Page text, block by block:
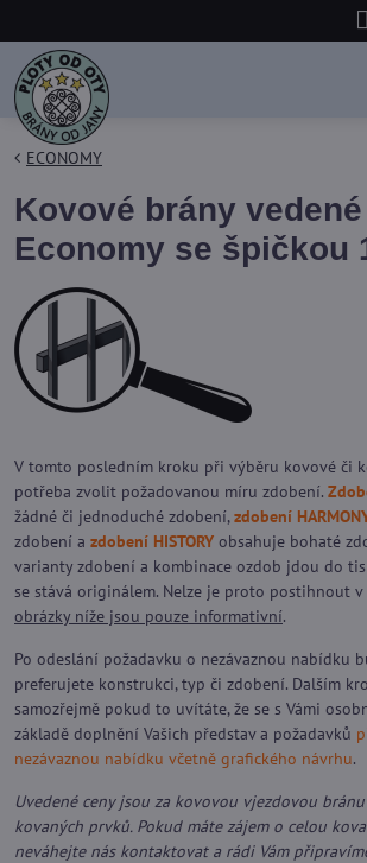
ECONOMY
Kovové brány
Economy se špičkou
V tomto posledním kroku při výběru kovové či
potřeba zvolit požadovanou míru zdobení.
žádné či jednoduché zdobení,zdobení
zdobení a zdobení HISTORY obsahuje bohaté
varianty zdobení a kombinace ozdob jdou do
se stává originálem. Nelze je proto postihnout
obrázky níže jsou pouze informativní.
Po odeslání požadavku o nezávaznou nabídku
preferujete konstrukci, typ či zdobení. Dalším
samozřejmě pokud to uvítáte, že se s Vámi
základě doplnění Vašich představ a požadavků
nezávaznou nabídku včetně grafického návrhu.
Uvedené ceny jsou za kovovou vjezdovou
kovaných prvků. Pokud máte zájem o celou
neváhejte nás kontaktovat a rádi Vám